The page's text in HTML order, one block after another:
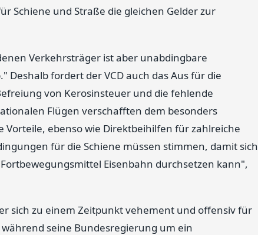
Schiene und Straße die gleichen Gelder zur
Verkehrsträger ist aber unabdingbare
fordert der VCD auch das Aus für die
von Kerosinsteuer und die fehlende
Flügen verschafften dem besonders
Vorteile, ebenso wie Direktbeihilfen für zahlreiche
für die Schiene müssen stimmen, damit sich
Eisenbahn durchsetzen kann",
sich zu einem Zeitpunkt vehement und offensiv für
seine Bundesregierung um ein